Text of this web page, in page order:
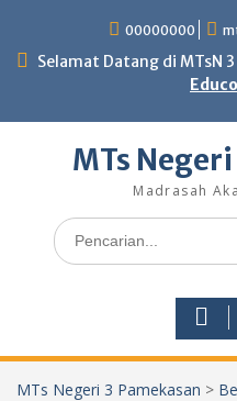
content
00000000
Selamat Datang di MTsN
MTs
Madrasah
Search
for:
MTs Negeri 3 Pamekasan >